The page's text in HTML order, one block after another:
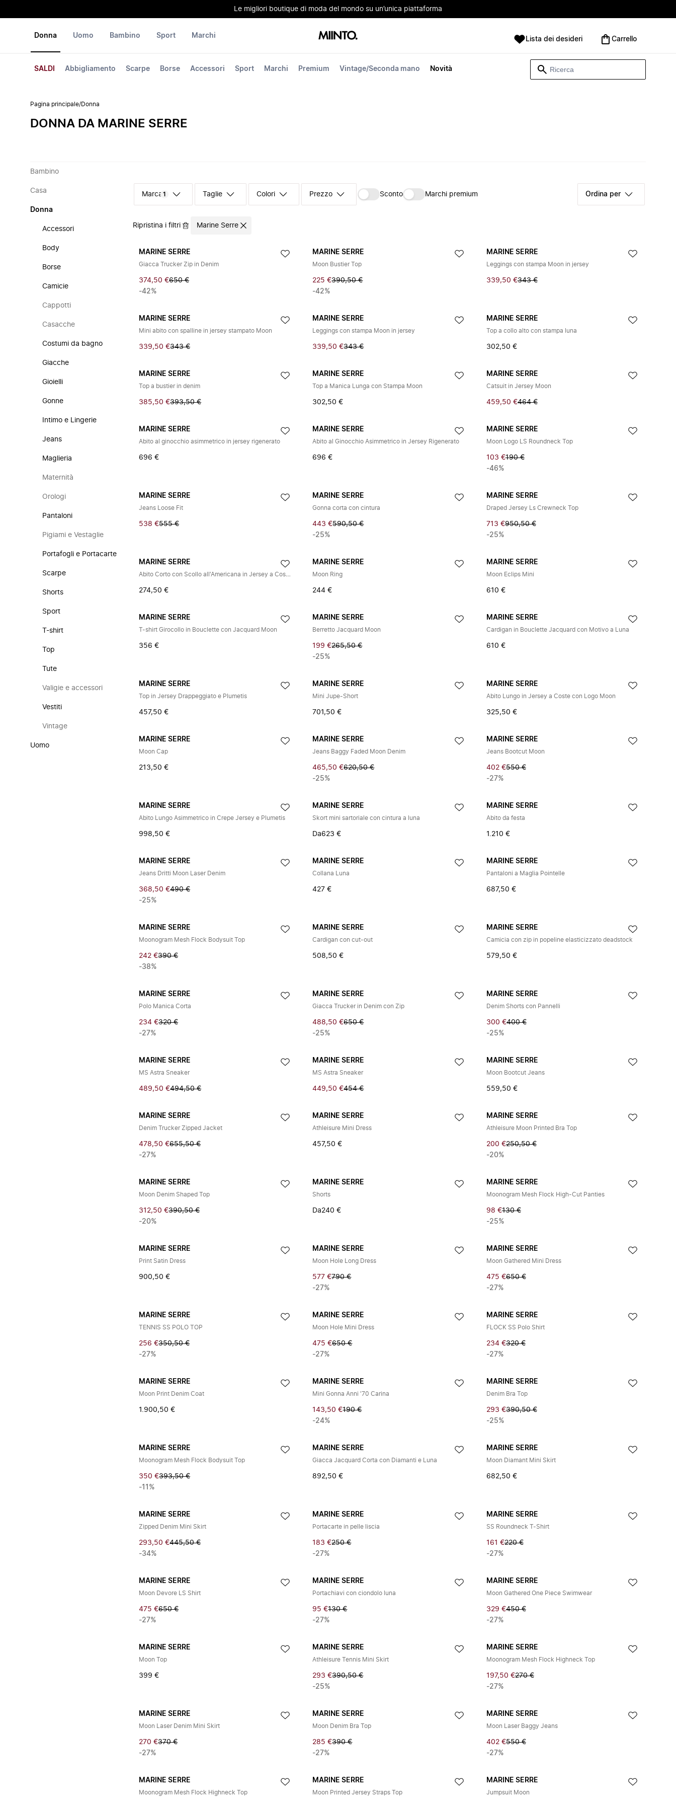
Le migliori boutique di moda del mondo su un’unica piattaforma
Donna
SALDI Abbigliamento Scarpe Borse Accessori Sport Marchi Premium Vintage/Seconda mano Novità
Uomo Bambino Sport Marchi Lista dei desideri Carrello
Pagina principale/Donna
DONNA DA MARINE SERRE
Bambino
Casa
Donna
Accessori
Body
Borse
Camicie
Cappotti
Casacche
Costumi da bagno
Giacche
Gioielli
Gonne
Intimo e Lingerie
Jeans
Maglieria
Maternità
Orologi
Pantaloni
Pigiami e Vestaglie
Portafogli e Portacarte
Scarpe
Shorts
Sport
T-shirt
Top
Tute
Valigie e accessori
Vestiti
Vintage
Uomo
Marca 1 Taglie Colori Prezzo Sconto Marchi premium Ordina per
Ripristina i filtri Marine Serre
MARINE SERRE
Giacca Trucker Zip in Denim
374,50 €650 €
-42%
MARINE SERRE
Moon Bustier Top
225 €390,50 €
-42%
MARINE SERRE
Leggings con stampa Moon in jersey
339,50 €343 €
MARINE SERRE
Mini abito con spalline in jersey stampato Moon
339,50 €343 €
MARINE SERRE
Leggings con stampa Moon in jersey
339,50 €343 €
MARINE SERRE
Top a collo alto con stampa luna
302,50 €
MARINE SERRE
Top a bustier in denim
385,50 €393,50 €
MARINE SERRE
Top a Manica Lunga con Stampa Moon
302,50 €
MARINE SERRE
Catsuit in Jersey Moon
459,50 €464 €
MARINE SERRE
Abito al ginocchio asimmetrico in jersey rigenerato
696 €
MARINE SERRE
Abito al Ginocchio Asimmetrico in Jersey Rigenerato
696 €
MARINE SERRE
Moon Logo LS Roundneck Top
103 €190 €
-46%
MARINE SERRE
Jeans Loose Fit
538 €555 €
MARINE SERRE
Gonna corta con cintura
443 €590,50 €
-25%
MARINE SERRE
Draped Jersey Ls Crewneck Top
713 €950,50 €
-25%
MARINE SERRE
Abito Corto con Scollo all'Americana in Jersey a Costine con Logo Moon
274,50 €
MARINE SERRE
Moon Ring
244 €
MARINE SERRE
Moon Eclips Mini
610 €
MARINE SERRE
T-shirt Girocollo in Bouclette con Jacquard Moon
356 €
MARINE SERRE
Berretto Jacquard Moon
199 €265,50 €
-25%
MARINE SERRE
Cardigan in Bouclette Jacquard con Motivo a Luna
610 €
MARINE SERRE
Top in Jersey Drappeggiato e Plumetis
457,50 €
MARINE SERRE
Mini Jupe-Short
701,50 €
MARINE SERRE
Abito Lungo in Jersey a Coste con Logo Moon
325,50 €
MARINE SERRE
Moon Cap
213,50 €
MARINE SERRE
Jeans Baggy Faded Moon Denim
465,50 €620,50 €
-25%
MARINE SERRE
Jeans Bootcut Moon
402 €550 €
-27%
MARINE SERRE
Abito Lungo Asimmetrico in Crepe Jersey e Plumetis
998,50 €
MARINE SERRE
Skort mini sartoriale con cintura a luna
Da623 €
MARINE SERRE
Abito da festa
1.210 €
MARINE SERRE
Jeans Dritti Moon Laser Denim
368,50 €490 €
-25%
MARINE SERRE
Collana Luna
427 €
MARINE SERRE
Pantaloni a Maglia Pointelle
687,50 €
MARINE SERRE
Moonogram Mesh Flock Bodysuit Top
242 €390 €
-38%
MARINE SERRE
Cardigan con cut-out
508,50 €
MARINE SERRE
Camicia con zip in popeline elasticizzato deadstock
579,50 €
MARINE SERRE
Polo Manica Corta
234 €320 €
-27%
MARINE SERRE
Giacca Trucker in Denim con Zip
488,50 €650 €
-25%
MARINE SERRE
Denim Shorts con Pannelli
300 €400 €
-25%
MARINE SERRE
MS Astra Sneaker
489,50 €494,50 €
MARINE SERRE
MS Astra Sneaker
449,50 €454 €
MARINE SERRE
Moon Bootcut Jeans
559,50 €
MARINE SERRE
Denim Trucker Zipped Jacket
478,50 €655,50 €
-27%
MARINE SERRE
Athleisure Mini Dress
457,50 €
MARINE SERRE
Athleisure Moon Printed Bra Top
200 €250,50 €
-20%
MARINE SERRE
Moon Denim Shaped Top
312,50 €390,50 €
-20%
MARINE SERRE
Shorts
Da240 €
MARINE SERRE
Moonogram Mesh Flock High-Cut Panties
98 €130 €
-25%
MARINE SERRE
Print Satin Dress
900,50 €
MARINE SERRE
Moon Hole Long Dress
577 €790 €
-27%
MARINE SERRE
Moon Gathered Mini Dress
475 €650 €
-27%
MARINE SERRE
TENNIS SS POLO TOP
256 €350,50 €
-27%
MARINE SERRE
Moon Hole Mini Dress
475 €650 €
-27%
MARINE SERRE
FLOCK SS Polo Shirt
234 €320 €
-27%
MARINE SERRE
Moon Print Denim Coat
1.900,50 €
MARINE SERRE
Mini Gonna Anni '70 Carina
143,50 €190 €
-24%
MARINE SERRE
Denim Bra Top
293 €390,50 €
-25%
MARINE SERRE
Moonogram Mesh Flock Bodysuit Top
350 €393,50 €
-11%
MARINE SERRE
Giacca Jacquard Corta con Diamanti e Luna
892,50 €
MARINE SERRE
Moon Diamant Mini Skirt
682,50 €
MARINE SERRE
Zipped Denim Mini Skirt
293,50 €445,50 €
-34%
MARINE SERRE
Portacarte in pelle liscia
183 €250 €
-27%
MARINE SERRE
SS Roundneck T-Shirt
161 €220 €
-27%
MARINE SERRE
Moon Devore LS Shirt
475 €650 €
-27%
MARINE SERRE
Portachiavi con ciondolo luna
95 €130 €
-27%
MARINE SERRE
Moon Gathered One Piece Swimwear
329 €450 €
-27%
MARINE SERRE
Moon Top
399 €
MARINE SERRE
Athleisure Tennis Mini Skirt
293 €390,50 €
-25%
MARINE SERRE
Moonogram Mesh Flock Highneck Top
197,50 €270 €
-27%
MARINE SERRE
Moon Laser Denim Mini Skirt
270 €370 €
-27%
MARINE SERRE
Moon Denim Bra Top
285 €390 €
-27%
MARINE SERRE
Moon Laser Baggy Jeans
402 €550 €
-27%
MARINE SERRE
Moonogram Mesh Flock Highneck Top
MARINE SERRE
Moon Printed Jersey Straps Top
MARINE SERRE
Jumpsuit Moon